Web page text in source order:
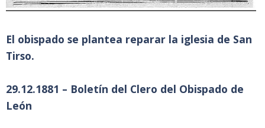
El obispado se plantea reparar la iglesia de San
Tirso.
29.12.1881 – Boletín del Clero del Obispado de
León